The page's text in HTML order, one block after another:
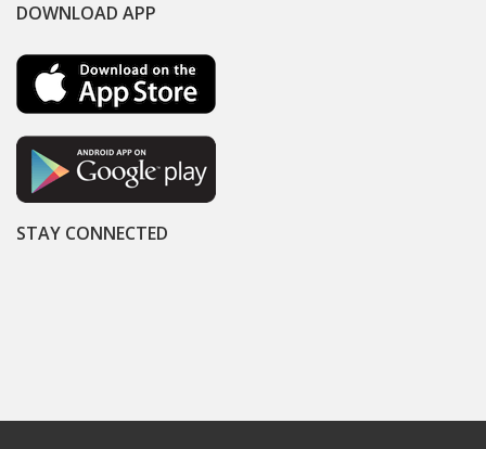
DOWNLOAD APP
STAY CONNECTED